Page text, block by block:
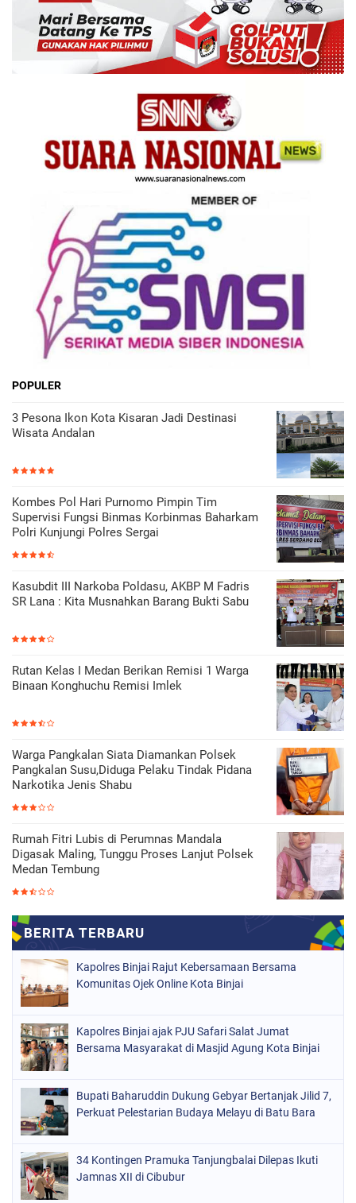
POPULER
3 Pesona Ikon Kota Kisaran Jadi Destinasi
Wisata Andalan
Kombes Pol Hari Purnomo Pimpin Tim
Supervisi Fungsi Binmas Korbinmas Baharkam
Polri Kunjungi Polres Sergai
Kasubdit III Narkoba Poldasu, AKBP M Fadris
SR Lana : Kita Musnahkan Barang Bukti Sabu
Rutan Kelas I Medan Berikan Remisi 1 Warga
Binaan Konghuchu Remisi Imlek
Warga Pangkalan Siata Diamankan Polsek
Pangkalan Susu,Diduga Pelaku Tindak Pidana
Narkotika Jenis Shabu
Rumah Fitri Lubis di Perumnas Mandala
Digasak Maling, Tunggu Proses Lanjut Polsek
Medan Tembung
Kapolres Binjai Rajut Kebersamaan Bersama
Komunitas Ojek Online Kota Binjai
Kapolres Binjai ajak PJU Safari Salat Jumat
Bersama Masyarakat di Masjid Agung Kota Binjai
Bupati Baharuddin Dukung Gebyar Bertanjak Jilid 7,
Perkuat Pelestarian Budaya Melayu di Batu Bara
34 Kontingen Pramuka Tanjungbalai Dilepas Ikuti
Jamnas XII di Cibubur